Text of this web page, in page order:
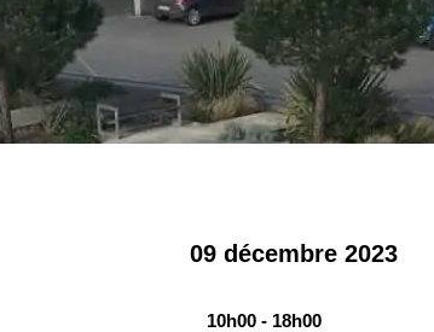
09 décembre 2023
10h00 - 18h00